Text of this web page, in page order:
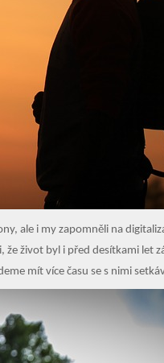
ale i my zapomněli na
život byl i před desítkami let
mít více času se s nimi